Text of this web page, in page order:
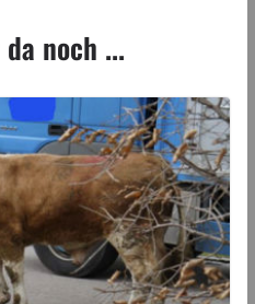
noch ...